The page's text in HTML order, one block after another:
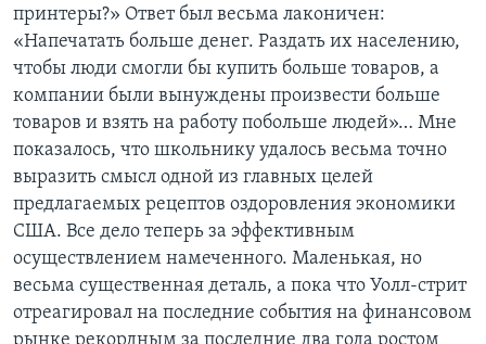
принтеры?» Ответ был весьма лаконичен:
«Напечатать больше денег. Раздать их населению,
чтобы люди смогли бы купить больше товаров, а
компании были вынуждены произвести больше
товаров и взять на работу побольше людей»… Мне
показалось, что школьнику удалось весьма точно
выразить смысл одной из главных целей
предлагаемых рецептов оздоровления экономики
США. Все дело теперь за эффективным
осуществлением намеченного. Маленькая, но
весьма существенная деталь, а пока что Уолл-стрит
отреагировал на последние события на финансовом